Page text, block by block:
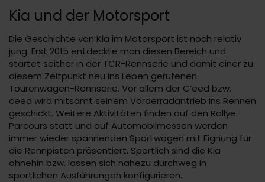
Kia und der Motorsport
Die Geschichte von Kia im Motorsport ist noch relativ
jung. Erst 2015 entdeckte man diesen Bereich und
startet seither in der TCR-Rennserie und damit einer zu
diesem Zeitpunkt neu ins Leben gerufenen
Tourenwagen-Rennserie. Vor allem der C‘eed bzw.
ceed wird mitsamt seinem Vorderradantrieb ins Rennen
geschickt. Weitere Aktivitäten finden auf den Rallye-
Parcours statt und auf Automobilmessen werden
immer wieder spannenden Sportwagen mit Eignung für
die Rennpisten präsentiert. Sportlich sind die Kia
ohnehin bzw. lassen sich nahezu durchweg in
sportlichen Ausführungen konfigurieren.